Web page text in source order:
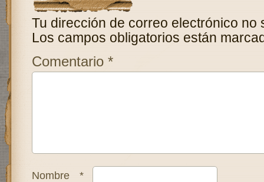
Tu dirección de correo electrónico no
Los campos obligatorios están
Comentario *
Nombre *